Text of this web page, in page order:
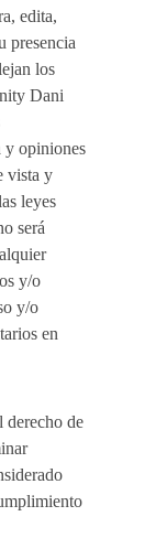
edita,
presencia
los
Dani
y opiniones
vista y
leyes
será
y/o
y/o
en
de